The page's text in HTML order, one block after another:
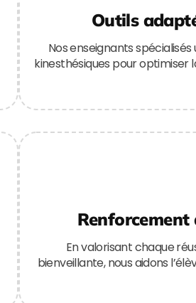
Outils
Nos enseignants
kinesthésiques pour
Renforcement
En valorisant chaque
bienveillante, nous aidons